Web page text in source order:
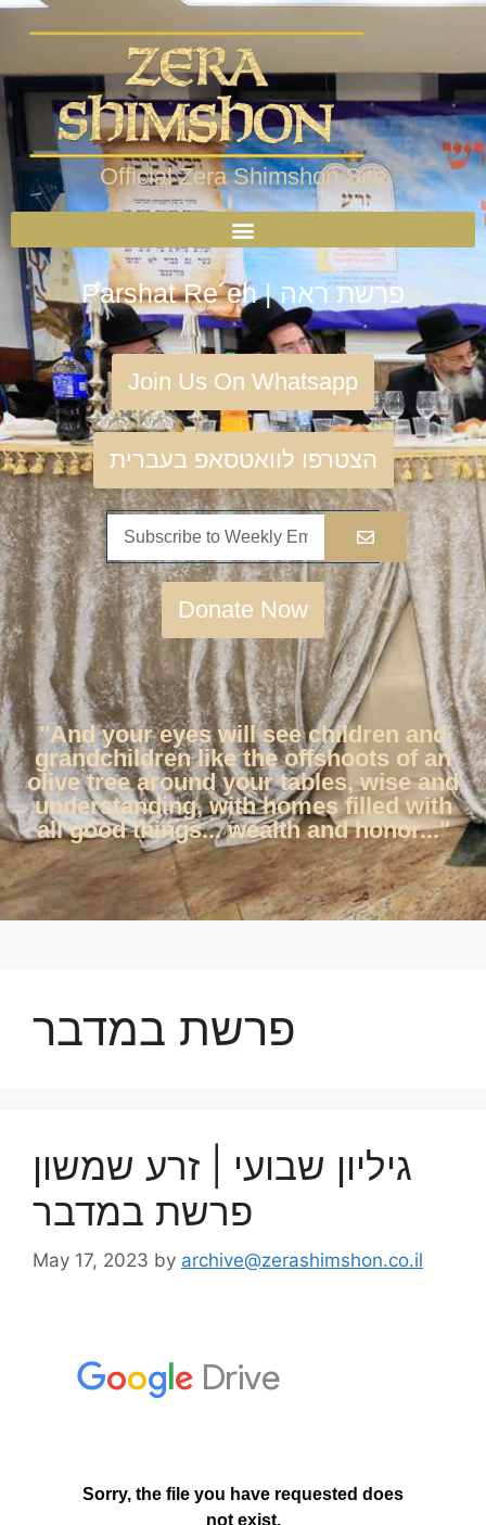
Official Zera Shimshon Site
Parshat Re´eh | פרשת ראה
Join Us On Whatsapp
הצטרפו לוואטסאפ בעברית
Donate Now
"And your eyes will see children and
grandchildren like the offshoots of an
olive tree around your tables, wise and
understanding, with homes filled with
all good things... wealth and honor..."
פרשת במדבר
גיליון שבועי | זרע שמשון
פרשת במדבר
May 17, 2023 by archive@zerashimshon.co.il